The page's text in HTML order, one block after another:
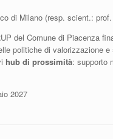
di Milano (resp. scient.:
del Comune di Piacenza
politiche di valorizzazione
hub di prossimità: supporto
2027